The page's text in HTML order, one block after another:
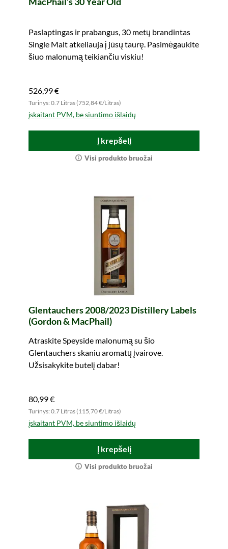
Paslaptingas ir prabangus, 30 metų brandintas
Single Malt atkeliauja į jūsų taurę. Pasimėgaukite
šiuo malonumą teikiančiu viskiu!
526,99 €
Turinys: 0.7 Litras (752,84 €/Litras)
įskaitant PVM, be siuntimo išlaidų
Į krepšelį
Visi produkto bruožai
Glentauchers 2008/2023 Distillery Labels
(Gordon & MacPhail)
Atraskite Speyside malonumą su šio
Glentauchers skaniu aromatų įvairove.
Užsisakykite butelį dabar!
80,99 €
Turinys: 0.7 Litras (115,70 €/Litras)
įskaitant PVM, be siuntimo išlaidų
Į krepšelį
Visi produkto bruožai